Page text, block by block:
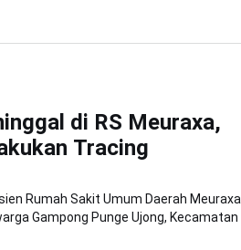
di RS Meuraxa,
Tracing
Rumah Sakit Umum Daerah Meuraxa
Gampong Punge Ujong, Kecamatan